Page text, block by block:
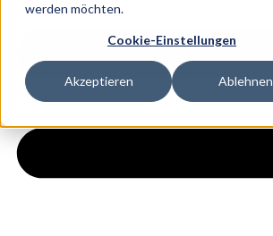
werden möchten.
Cookie-Einstellungen
Akzeptieren Ablehnen